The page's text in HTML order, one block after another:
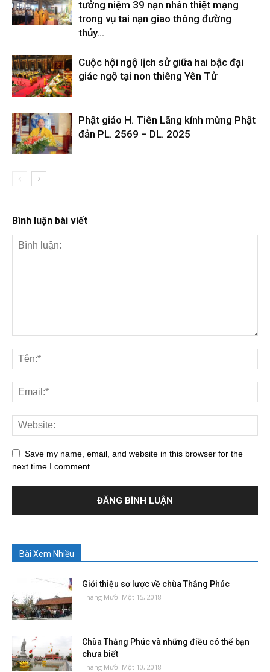
tưởng niệm 39 nạn nhân thiệt mạng
trong vụ tai nạn giao thông đường
thủy...
Cuộc hội ngộ lịch sử giữa hai bậc đại
giác ngộ tại non thiêng Yên Tử
Phật giáo H. Tiên Lãng kính mừng Phật
đản PL. 2569 – DL. 2025
Bình luận bài viết
Save my name, email, and website in this browser for the
next time I comment.
Bài Xem Nhiều
Giới thiệu sơ lược về chùa Thắng Phúc
Tháng Mười Một 15, 2018
Chùa Thắng Phúc và những điều có thể bạn
chưa biết
Tháng Mười Một 10, 2018